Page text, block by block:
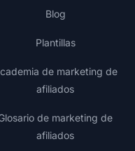
Blog
Plantillas
de marketing de
afiliados
de marketing de
afiliados